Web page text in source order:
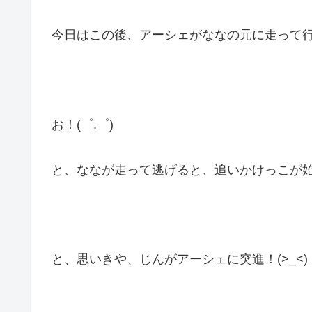
今日はこの後、アーシェがななの元に走って
お！(゜.゜)
と、ななが走って逃げると、追いかけっこが
と、思いきや、じんがアーシェに突進！(>_<)